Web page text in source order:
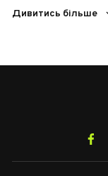
Андрій Булеза —
березня 1990 року
футболі, ставши
У 2010 році
"Динамо", де
тактичного
Дивитись більше